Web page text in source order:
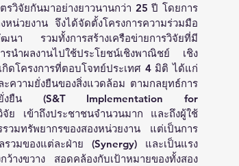
วิจัยกันมาอย่างยาวนานกว่า 25 ปี โดยการ
น่วยงาน จึงได้จัดตั้งโครงการความร่วมมือ
นา รวมทั้งการสร้างเครือข่ายการวิจัยที่มี
นำผลงานไปใช้ประโยชน์เชิงพาณิชย์ เชิง
ดโครงการที่ตอบโจทย์ประเทศ 4 มิติ ได้แก่
ความยั่งยืนของสิ่งแวดล้อม ตามกลยุทธ์การ
ทยที่ยั่งยืน (S&T Implementation for
เข้าถึงประชาชนจำนวนมาก และถึงผู้ใช้
วมทรัพยากรของสองหน่วยงาน แต่เป็นการ
วมของแต่ละฝ่าย (Synergy) และเป็นแรง
ว้างขวาง สอดคล้องกับเป้าหมายของทั้งสอง